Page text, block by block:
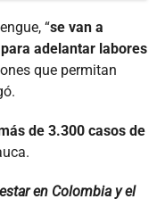
“se van a
adelantar labores
que permitan
de 3.300 casos de
en Colombia y el